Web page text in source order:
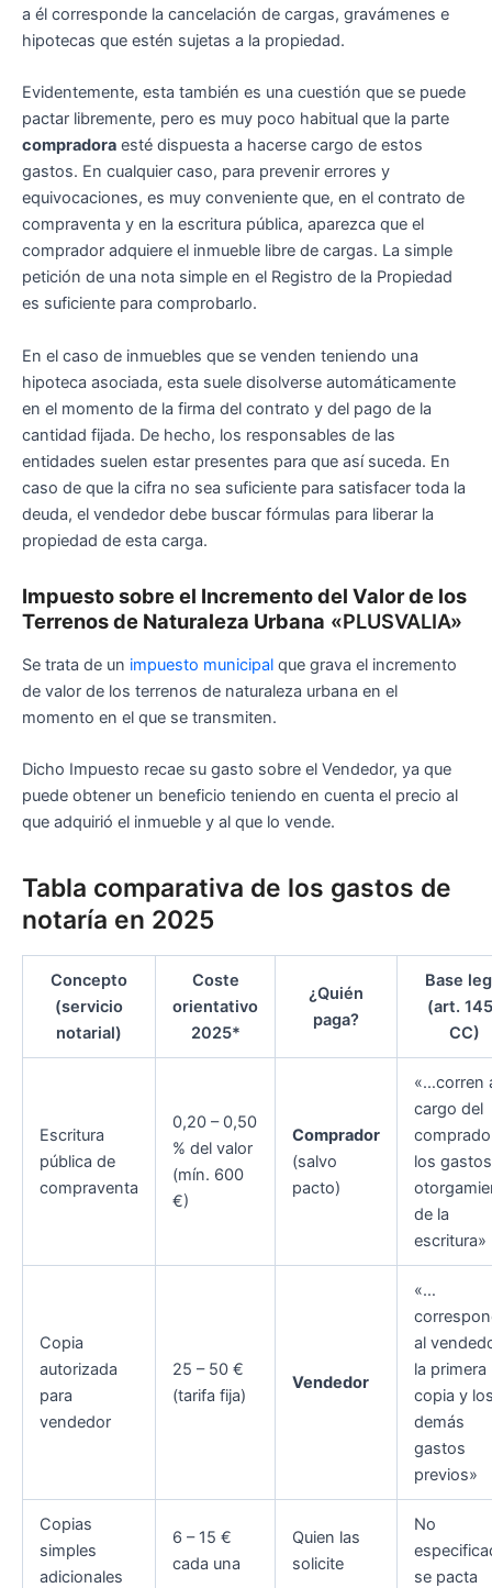
a él corresponde la cancelación de cargas, gravámenes e
hipotecas que estén sujetas a la propiedad.
Evidentemente, esta también es una cuestión que se puede
pactar libremente, pero es muy poco habitual que la parte
compradora esté dispuesta a hacerse cargo de estos
gastos. En cualquier caso, para prevenir errores y
equivocaciones, es muy conveniente que, en el contrato de
compraventa y en la escritura pública, aparezca que el
comprador adquiere el inmueble libre de cargas. La simple
petición de una nota simple en el Registro de la Propiedad
es suficiente para comprobarlo.
En el caso de inmuebles que se venden teniendo una
hipoteca asociada, esta suele disolverse automáticamente
en el momento de la firma del contrato y del pago de la
cantidad fijada. De hecho, los responsables de las
entidades suelen estar presentes para que así suceda. En
caso de que la cifra no sea suficiente para satisfacer toda la
deuda, el vendedor debe buscar fórmulas para liberar la
propiedad de esta carga.
Impuesto sobre el Incremento del Valor de los
Terrenos de Naturaleza Urbana «PLUSVALIA»
Se trata de un impuesto municipal que grava el incremento
de valor de los terrenos de naturaleza urbana en el
momento en el que se transmiten.
Dicho Impuesto recae su gasto sobre el Vendedor, ya que
puede obtener un beneficio teniendo en cuenta el precio al
que adquirió el inmueble y al que lo vende.
Tabla comparativa de los gastos de
notaría en 2025
Concepto
(servicio
notarial)
Coste
orientativo
2025*
¿Quién
paga?
Base
(art.
CC)
Escritura
pública de
compraventa
0,20 – 0,50
% del valor
(mín. 600
€)
Comprador
(salvo
pacto)
«…corren
cargo del
los
de la
escritura»
Copia
autorizada
para
vendedor
25 – 50 €
(tarifa fija)
Vendedor
«…
al
la primera
copia y
demás
gastos
previos»
Copias
simples
adicionales
6 – 15 €
cada una
Quien las
solicite
No
se pacta